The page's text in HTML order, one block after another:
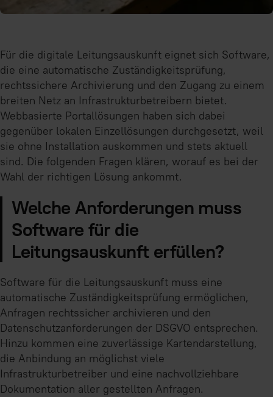
Für die digitale Leitungsauskunft eignet sich Software,
die eine automatische Zuständigkeitsprüfung,
rechtssichere Archivierung und den Zugang zu einem
breiten Netz an Infrastrukturbetreibern bietet.
Webbasierte Portallösungen haben sich dabei
gegenüber lokalen Einzellösungen durchgesetzt, weil
sie ohne Installation auskommen und stets aktuell
sind. Die folgenden Fragen klären, worauf es bei der
Wahl der richtigen Lösung ankommt.
Welche Anforderungen muss
Software für die
Leitungsauskunft erfüllen?
Software für die Leitungsauskunft muss eine
automatische Zuständigkeitsprüfung ermöglichen,
Anfragen rechtssicher archivieren und den
Datenschutzanforderungen der DSGVO entsprechen.
Hinzu kommen eine zuverlässige Kartendarstellung,
die Anbindung an möglichst viele
Infrastrukturbetreiber und eine nachvollziehbare
Dokumentation aller gestellten Anfragen.